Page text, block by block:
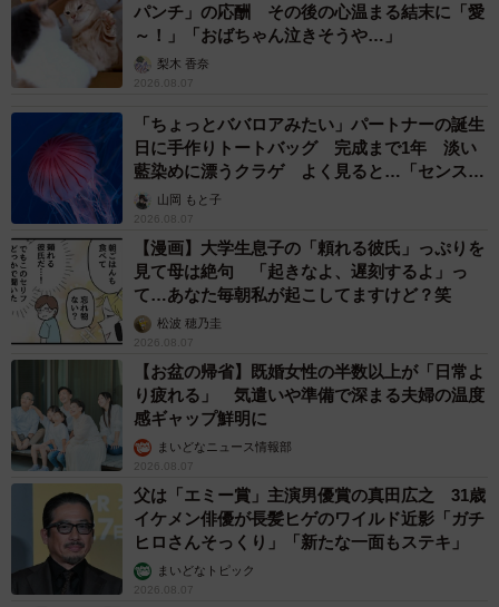
パンチ」の応酬 その後の心温まる結末に「愛
～！」「おばちゃん泣きそうや…」
梨木 香奈
2026.08.07
「ちょっとババロアみたい」パートナーの誕生
日に手作りトートバッグ 完成まで1年 淡い
藍染めに漂うクラゲ よく見ると…「センスす
ごい」山岡 もと子
2026.08.07
【漫画】大学生息子の「頼れる彼氏」っぷりを
見て母は絶句 「起きなよ、遅刻するよ」っ
て…あなた毎朝私が起こしてますけど？笑
松波 穂乃圭
2026.08.07
【お盆の帰省】既婚女性の半数以上が「日常よ
り疲れる」 気遣いや準備で深まる夫婦の温度
感ギャップ鮮明に
まいどなニュース情報部
2026.08.07
父は「エミー賞」主演男優賞の真田広之 31歳
イケメン俳優が長髪ヒゲのワイルド近影「ガチ
ヒロさんそっくり」「新たな一面もステキ」
まいどなトピック
2026.08.07